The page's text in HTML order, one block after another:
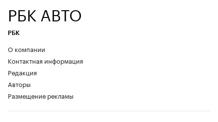
РБК АВТО
РБК
О компании
Контактная информация
Редакция
Авторы
Размещение рекламы